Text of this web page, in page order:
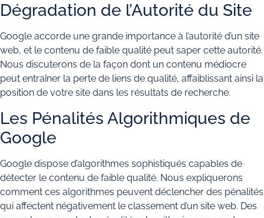
Dégradation de l’Autorité du Site
Google accorde une grande importance à l’autorité d’un site
web, et le contenu de faible qualité peut saper cette autorité.
Nous discuterons de la façon dont un contenu médiocre
peut entraîner la perte de liens de qualité, affaiblissant ainsi la
position de votre site dans les résultats de recherche.
Les Pénalités Algorithmiques de
Google
Google dispose d’algorithmes sophistiqués capables de
détecter le contenu de faible qualité. Nous expliquerons
comment ces algorithmes peuvent déclencher des pénalités
qui affectent négativement le classement d’un site web. Des